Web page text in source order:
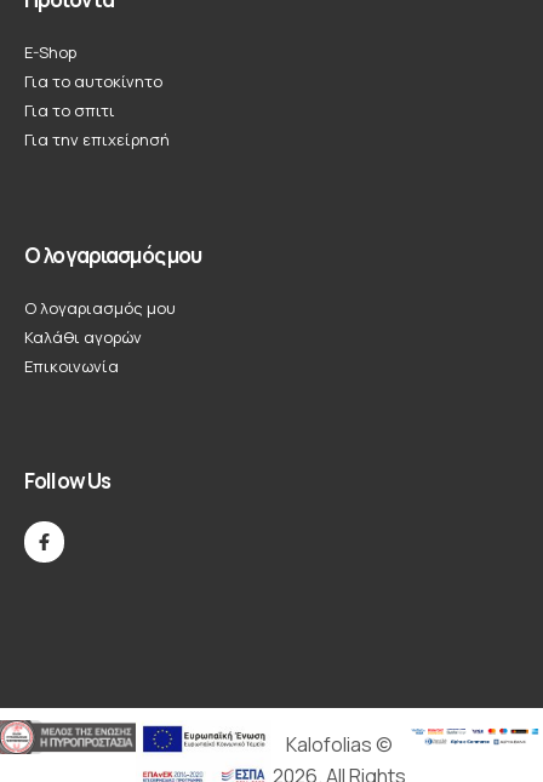
E-Shop
Για το αυτοκίνητο
Για το σπιτι
Για την επιχείρησή
Ο λογαριασμός μου
Ο λογαριασμός μου
Καλάθι αγορών
Επικοινωνία
Follow Us
Kalofolias ©
2026. All Rights